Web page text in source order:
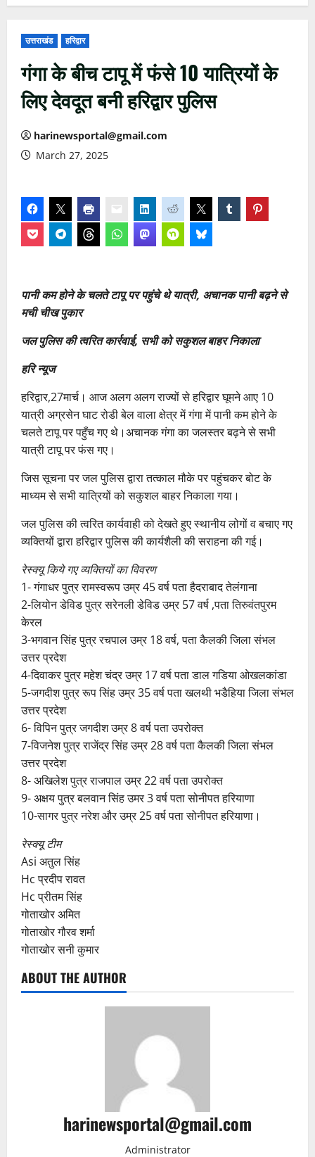
उत्तराखंड हरिद्वार
गंगा के बीच टापू में फंसे 10 यात्रियों के
लिए देवदूत बनी हरिद्वार पुलिस
harinewsportal@gmail.com
March 27, 2025
पानी कम होने के चलते टापू पर पहुंचे थे यात्री, अचानक पानी बढ़ने से
मची चीखपुकार
जल पुलिस की त्वरित कार्रवाई, सभी को सकुशल बाहर निकाला
हरि न्यूज
हरिद्वार,27मार्च। आज अलग अलग राज्यों से हरिद्वार घूमने आए 10
यात्री अग्रसेन घाट रोडी बेल वाला क्षेत्र में गंगा में पानी कम होने के
चलते टापू पर पहुँच गए थे।अचानक गंगा का जलस्तर बढ़ने से सभी
यात्री टापू पर फंस गए।
जिस सूचना पर जल पुलिस द्वारा तत्काल मौके पर पहुंचकर बोट के
माध्यम से सभी यात्रियों को सकुशल बाहर निकाला गया।
जल पुलिस की त्वरित कार्यवाही को देखते हुए स्थानीय लोगों व बचाए गए
व्यक्तियों द्वारा हरिद्वार पुलिस की कार्यशैली की सराहना की गई।
रेस्क्यू किये गए व्यक्तियों का विवरण
1- गंगाधर पुत्र रामस्वरूप उम्र 45 वर्ष पता हैदराबाद तेलंगाना
2-लियोन डेविड पुत्र सरेनली डेविड उम्र 57 वर्ष ,पता तिरुवंतपुरम
केरल
3-भगवान सिंह पुत्र रचपाल उम्र 18 वर्ष, पता कैलकी जिला संभल
उत्तर प्रदेश
4-दिवाकर पुत्र महेश चंद्र उम्र 17 वर्ष पता डाल गडिया ओखलकांडा
5-जगदीश पुत्र रूप सिंह उम्र 35 वर्ष पता खलथी भडैहिया जिला संभल
उत्तर प्रदेश
6- विपिन पुत्र जगदीश उम्र 8 वर्ष पता उपरोक्त
7-विजनेश पुत्र राजेंद्र सिंह उम्र 28 वर्ष पता कैलकी जिला संभल
उत्तर प्रदेश
8- अखिलेश पुत्र राजपाल उम्र 22 वर्ष पता उपरोक्त
9- अक्षय पुत्र बलवान सिंह उमर 3 वर्ष पता सोनीपत हरियाणा
10-सागर पुत्र नरेश और उम्र 25 वर्ष पता सोनीपत हरियाणा।
रेस्क्यू टीम
Asi अतुल सिंह
Hc प्रदीप रावत
Hc प्रीतम सिंह
गोताखोर अमित
गोताखोर गौरव शर्मा
गोताखोर सनी कुमार
ABOUT THE AUTHOR
harinewsportal@gmail.com
Administrator